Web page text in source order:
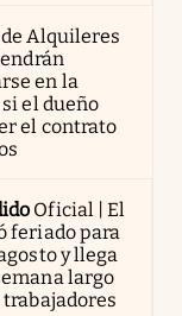
Alquileres
en la
el dueño
el contrato
Oficial | El
feriado para
y llega
largo